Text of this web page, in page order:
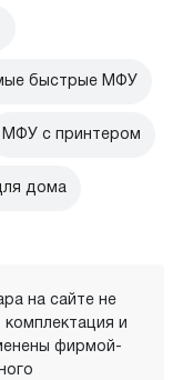
быстрые МФУ
МФУ с принтером
дома
на сайте не
и
фирмой-